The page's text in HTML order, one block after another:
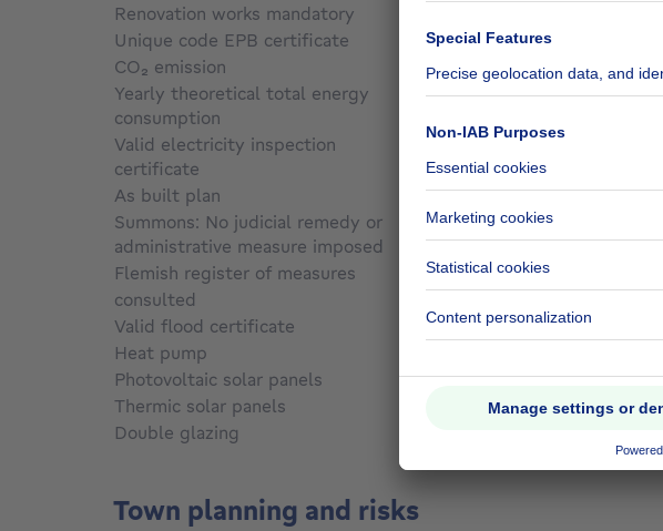
Renovation works mandatory
Unique code EPB certificate
Not specified
CO₂ emission
Not specified
Yearly theoretical total energy
consumption
Valid electricity inspection
certificate
Yes
As built plan
No
Summons: No judicial remedy or
administrative measure imposed
Not specified
Flemish register of measures
consulted
Valid flood certificate
Not specified
Heat pump
Photovoltaic solar panels
No
Thermic solar panels
Double glazing
Town planning and risks